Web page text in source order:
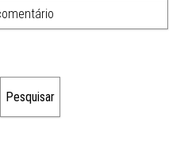
Pesquisar